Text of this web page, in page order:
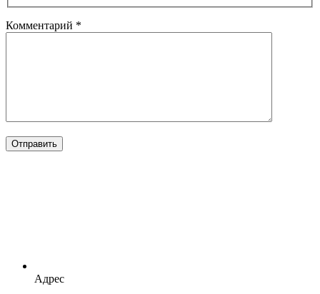
Комментарий *
Отправить
Адрес